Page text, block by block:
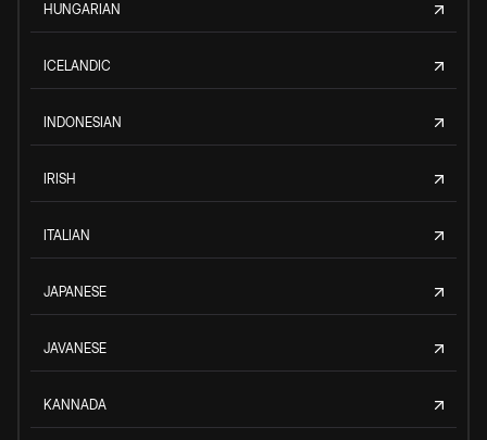
HUNGARIAN
ICELANDIC
INDONESIAN
IRISH
ITALIAN
JAPANESE
JAVANESE
KANNADA